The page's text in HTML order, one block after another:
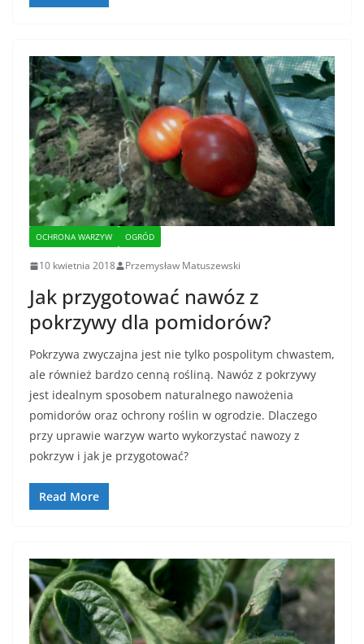
OCHRONA WARZYW OGRÓD
10 kwietnia 2018 Przemysław Matuszewski
Jak przygotować nawóz z
pokrzywy dla pomidorów?
Pokrzywa zwyczajna jest nie tylko pospolitym chwastem,
ale również bardzo cenną rośliną. Nawóz z pokrzywy
jest idealnym sposobem naturalnego nawożenia
pomidorów oraz ochrony roślin w ogrodzie. Dlaczego
przy uprawie warzyw warto wykorzystać nawozy z
pokrzyw i jak je przygotować?
Read More